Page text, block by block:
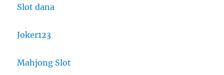
Slot dana
Joker123
Mahjong Slot